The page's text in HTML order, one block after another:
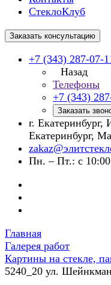
СтеклоКлуб
Заказать консультацию
+7 (343) 287-07-
Назад
Телефоны
+7 (343)
Заказать
г.
Екатеринбург,
Пн. – Пт.: с
Главная
Галерея работ
Картины на стекле,
5240_20 ул.